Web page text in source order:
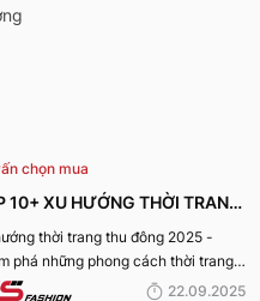
chọn mua
10+ XU HƯỚNG THỜI TRANG
ĐÔNG 2025 TRENDY, GÂY
thời trang thu đông 2025 -
phá những phong cách thời trang
mưa làm gió” từ sàn runway đến
22.09.2025